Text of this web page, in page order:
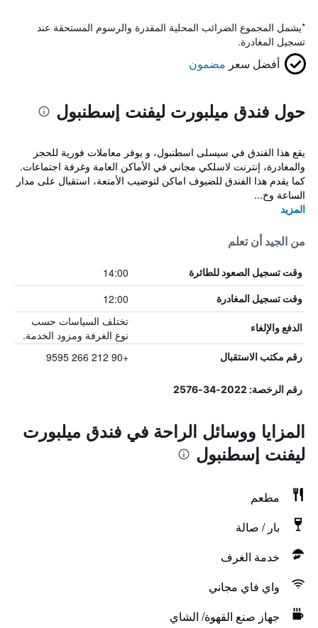
*يشمل المجموع الضرائب المحلية المقدرة والرسوم المستحقة عند
تسجيل المغادرة.
أفضل سعر مضمون
حول فندق ميلبورت ليفنت إسطنبول
يقع هذا الفندق في سيسلى اسطنبول، و يوفر معاملات فورية للحجز
والمغادرة، إنترنت لاسلكي مجاني في الأماكن العامة وغرفة اجتماعات.
كما يقدم هذا الفندق للضيوف اماكن لتوضيب الأمتعة، استقبال على مدار
الساعة وخ...
المزيد
من الجيد أن تعلم
وقت تسجيل الصعود للطائرة 14:00
وقت تسجيل المغادرة 12:00
الدفع والإلغاء
تختلف السياسات حسب
نوع الغرفة ومزود الخدمة.
رقم مكتب الاستقبال +90 212 266 9595
رقم الرخصة: 2022-34-2576
المزايا ووسائل الراحة في فندق ميلبورت
ليفنت إسطنبول
مطعم
بار / صالة
خدمة الغرف
واي فاي مجاني
جهاز صنع القهوة/ الشاي